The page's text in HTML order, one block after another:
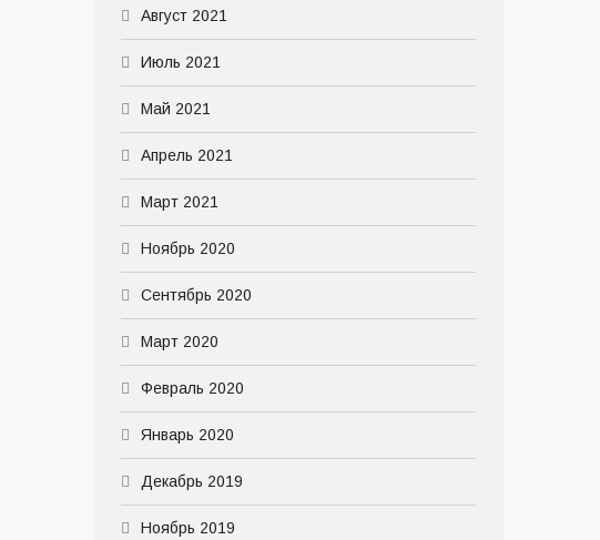
Август 2021
Июль 2021
Май 2021
Апрель 2021
Март 2021
Ноябрь 2020
Сентябрь 2020
Март 2020
Февраль 2020
Январь 2020
Декабрь 2019
Ноябрь 2019